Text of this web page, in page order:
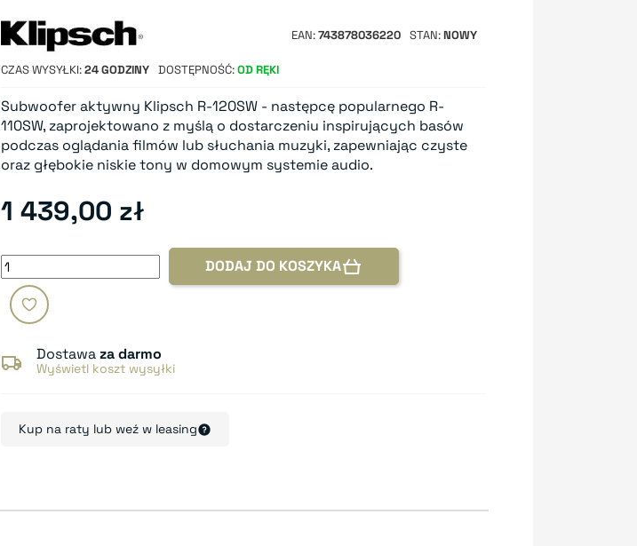
EAN 743878036220 STAN NOWY
CZAS WYSYŁKI 24 GODZINY DOSTĘPNOŚĆ OD RĘKI
Subwoofer aktywny Klipsch R-120SW - następcę popularnego R-
110SW, zaprojektowano z myślą o dostarczeniu inspirujących basów
podczas oglądania filmów lub słuchania muzyki, zapewniając czyste
oraz głębokie niskie tony w domowym systemie audio.
1 439,00 zł
DODAJ DO KOSZYKA
Dostawaza darmo
Wyświetl koszt wysyłki
Kup na raty lub weź w leasing